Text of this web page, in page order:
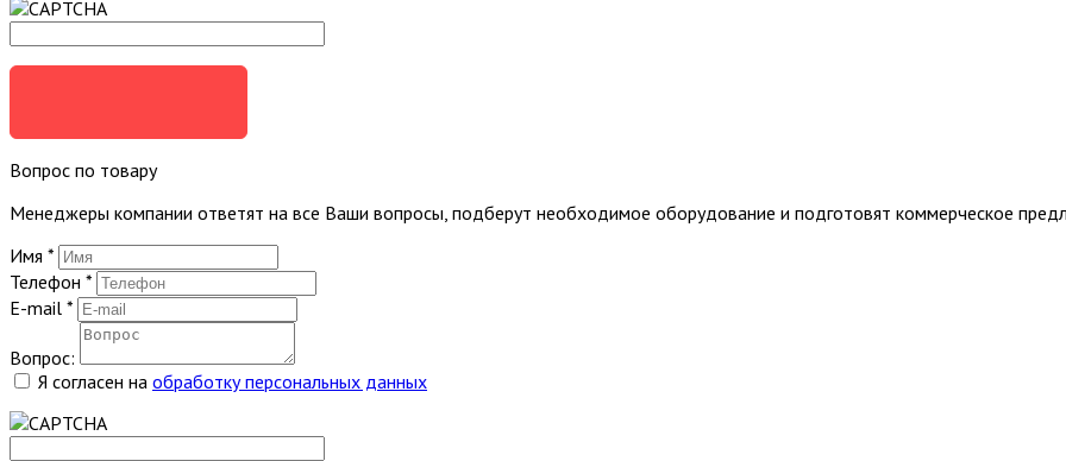
Вопрос по товару
Менеджеры компании ответят на все Ваши вопросы, подберут необходимое оборудование и подготовят коммерческое
Имя *
Телефон *
E-mail *
Вопрос:
Я согласен на обработку персональных данных